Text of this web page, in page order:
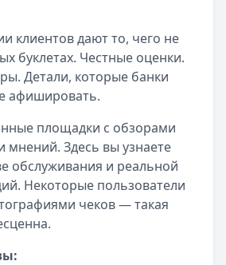
клиентов дают то, чего не
буклетах. Честные оценки.
Детали, которые банки
афишировать.
площадки с обзорами
мнений. Здесь вы узнаете
обслуживания и реальной
Некоторые пользователи
чеков — такая